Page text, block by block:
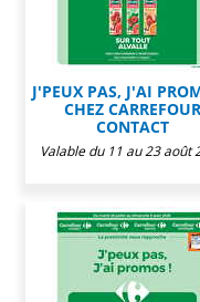
J'PEUX PAS, J'AI
CHEZ CARREFOUR
CONTACT
Valable du 11 au 23 août